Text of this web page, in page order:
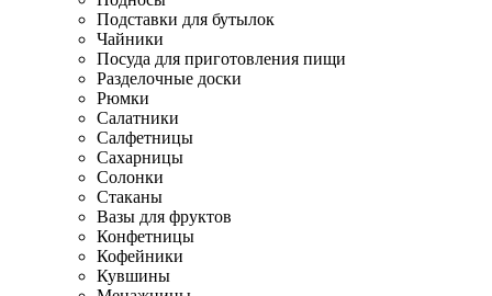
Подставки для бутылок
Чайники
Посуда для приготовления пищи
Разделочные доски
Рюмки
Салатники
Салфетницы
Сахарницы
Солонки
Стаканы
Вазы для фруктов
Конфетницы
Кофейники
Кувшины